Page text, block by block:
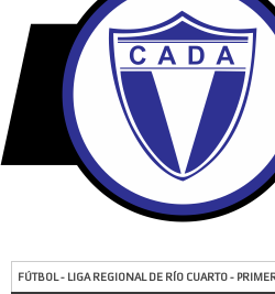
FÚTBOL - LIGA REGIONAL DE RÍO CUARTO -